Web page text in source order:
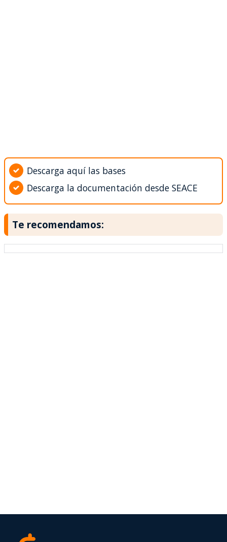
Descarga aquí las bases
Descarga la documentación desde SEACE
Te recomendamos: